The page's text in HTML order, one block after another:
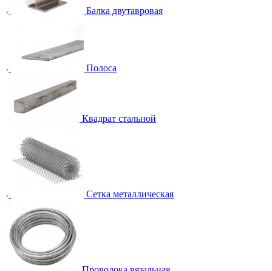
Балка двутавровая
Полоса
Квадрат стальной
Сетка металлическая